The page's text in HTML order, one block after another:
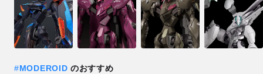
#MODEROID のおすすめ